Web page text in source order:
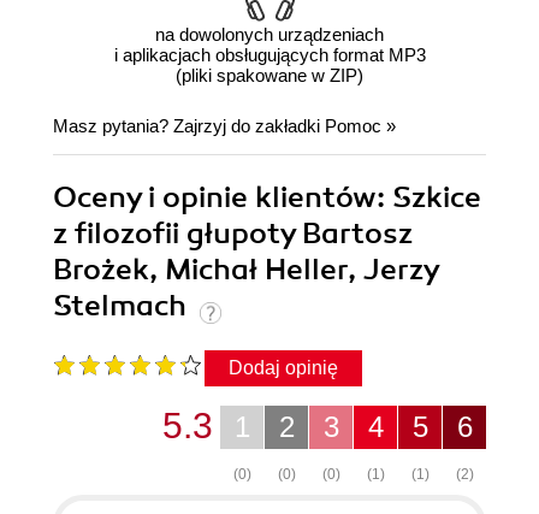
na dowolonych urządzeniach
i aplikacjach obsługujących format MP3
(pliki spakowane w ZIP)
Masz pytania? Zajrzyj do zakładki Pomoc »
Oceny i opinie klientów: Szkice
z filozofii głupoty Bartosz
Brożek, Michał Heller, Jerzy
Stelmach
Dodaj opinię
6
(2)
5
(1)
4
(1)
3
(0)
2
(0)
1
(0)
5.3